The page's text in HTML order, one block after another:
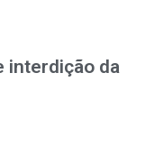
interdição da